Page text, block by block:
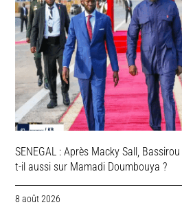
SENEGAL : Après Macky Sall,
t-il aussi sur Mamadi Doumbouya ?
8 août 2026